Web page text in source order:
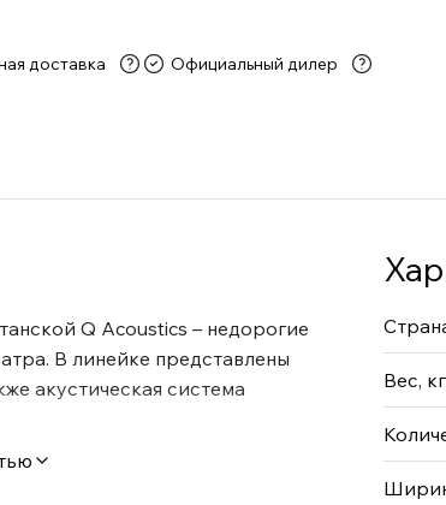
доставка Официальный дилер
Q Acoustics – недорогие
В линейке представлены
акустическая система
Вес, кг